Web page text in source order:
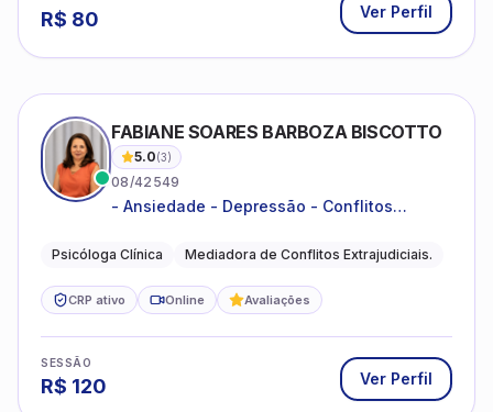
R$ 80 Ver Perfil
FABIANE SOARES BARBOZA BISCOTTO
5.0(3)
08/42549
- Ansiedade - Depressão - Conflitos
relacionamentos - Autoestima -
Psicóloga Clínica Mediadora de Conflitos Extrajudiciais.
CRP ativo Online Avaliações
SESSÃO
R$ 120 Ver Perfil